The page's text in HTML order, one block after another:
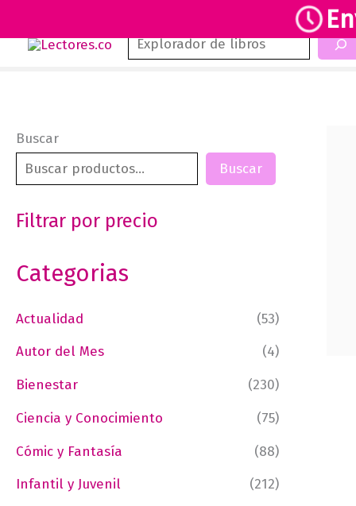
Buscar
Buscar
Buscar
Filtrar por precio
Categorias
Actualidad
(53)
Autor del Mes
(4)
Bienestar
(230)
Ciencia y Conocimiento
(75)
Cómic y Fantasía
(88)
Infantil y Juvenil
(212)